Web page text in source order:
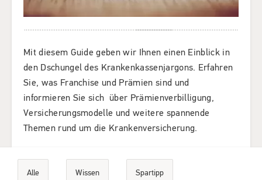
Mit diesem Guide geben wir Ihnen einen Einblick in
den Dschungel des Krankenkassenjargons. Erfahren
Sie, was Franchise und Prämien sind und
informieren Sie sich über Prämienverbilligung,
Versicherungsmodelle und weitere spannende
Themen rund um die Krankenversicherung.
Alle Wissen Spartipp